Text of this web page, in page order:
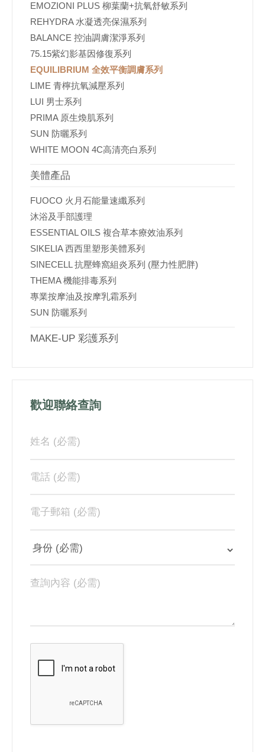
EMOZIONI PLUS 柳葉蘭+抗氧舒敏系列
REHYDRA 水凝透亮保濕系列
BALANCE 控油調膚潔淨系列
75.15紫幻影基因修復系列
EQUILIBRIUM 全效平衡調膚系列
LIME 青檸抗氧減壓系列
LUI 男士系列
PRIMA 原生煥肌系列
SUN 防曬系列
WHITE MOON 4C高清亮白系列
美體產品
FUOCO 火月石能量速纖系列
沐浴及手部護理
ESSENTIAL OILS 複合草本療效油系列
SIKELIA 西西里塑形美體系列
SINECELL 抗壓蜂窩組炎系列 (壓力性肥胖)
THEMA 機能排毒系列
專業按摩油及按摩乳霜系列
SUN 防曬系列
MAKE-UP 彩護系列
歡迎聯絡查詢